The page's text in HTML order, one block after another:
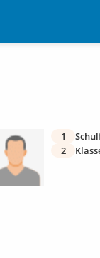
1
2